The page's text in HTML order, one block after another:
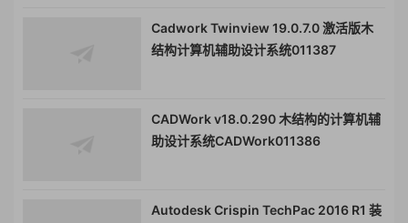
Cadwork Twinview 19.0.7.0 激活版木
结构计算机辅助设计系统011387
CADWork v18.0.290 木结构的计算机辅
助设计系统CADWork011386
Autodesk Crispin TechPac 2016 R1 装